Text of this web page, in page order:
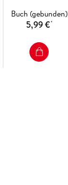
Kinder ab 6 Jahren
Buch (gebunden)
5,99 €*